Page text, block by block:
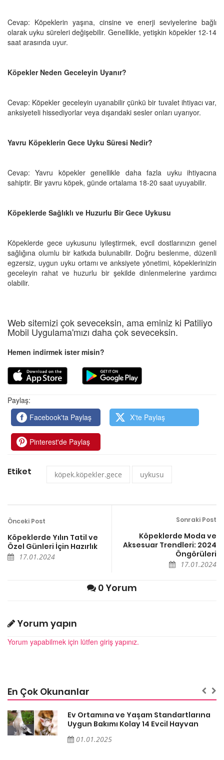
Cevap: Köpeklerin yaşına, cinsine ve enerji seviyelerine bağlı
olarak uyku süreleri değişebilir. Genellikle, yetişkin köpekler 12-14
saat arasında uyur.
Köpekler Neden Geceleyin Uyanır?
Cevap: Köpekler geceleyin uyanabilir çünkü bir tuvalet ihtiyacı var,
anksiyeteli hissediyorlar veya dışarıdaki sesler onları uyarıyor.
Yavru Köpeklerin Gece Uyku Süresi Nedir?
Cevap: Yavru köpekler genellikle daha fazla uyku ihtiyacına
sahiptir. Bir yavru köpek, günde ortalama 18-20 saat uyuyabilir.
Köpeklerde Sağlıklı ve Huzurlu Bir Gece Uykusu
Köpeklerde gece uykusunu iyileştirmek, evcil dostlarınızın genel
sağlığına olumlu bir katkıda bulunabilir. Doğru beslenme, düzenli
egzersiz, uygun uyku ortamı ve anksiyete yönetimi, köpeklerinizin
geceleyin rahat ve huzurlu bir şekilde dinlenmelerine yardımcı
olabilir.
Web sitemizi çok seveceksin, ama eminiz ki Patiliyo
Mobil Uygulama'mızı daha çok seveceksin.
Hemen indirmek ister misin?
Paylaş:
Facebook'ta Paylaş
X'te Paylaş
Pinterest'de Paylaş
Etiket köpek.köpekler.gece uykusu
Önceki Post
Köpeklerde Yılın Tatil ve
Özel Günleri İçin Hazırlık
17.01.2024
Sonraki Post
Köpeklerde Moda ve
Aksesuar Trendleri: 2024
Öngörüleri
17.01.2024
0 Yorum
Yorum yapın
Yorum yapabilmek için lütfen giriş yapınız.
En Çok Okunanlar
Ev Ortamına ve Yaşam Standartlarına
Uygun Bakımı Kolay 14 Evcil Hayvan
01.01.2025